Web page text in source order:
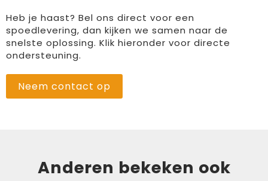
Heb je haast? Bel ons direct voor een
spoedlevering, dan kijken we samen naar de
snelste oplossing. Klik hieronder voor directe
ondersteuning.
Neem contact op
Anderen bekeken ook